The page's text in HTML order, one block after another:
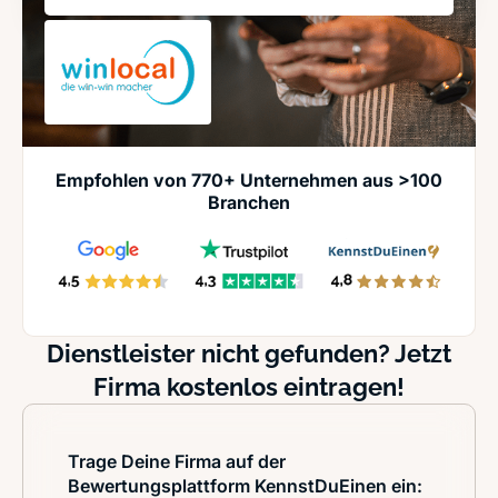
Empfohlen von 770+ Unternehmen aus >100
Branchen
Dienstleister nicht gefunden? Jetzt
Firma kostenlos eintragen!
Trage Deine Firma auf der
Bewertungsplattform KennstDuEinen ein: